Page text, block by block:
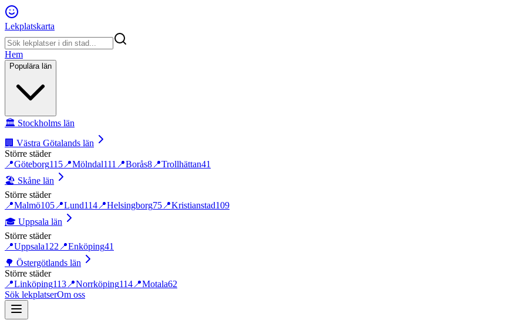
Lekplatskarta
Hem
Populära län
🏛️ Stockholms län
🏢 Västra Götalands län
Större städer
📍Göteborg115 📍Mölndal111 📍Borås8 📍Trollhättan41
🏖️ Skåne län
Större städer
📍Malmö105 📍Lund114 📍Helsingborg75 📍Kristianstad109
🎓 Uppsala län
Större städer
📍Uppsala122 📍Enköping41
🌳 Östergötlands län
Större städer
📍Linköping113 📍Norrköping114 📍Motala62
Sök lekplatserOm oss